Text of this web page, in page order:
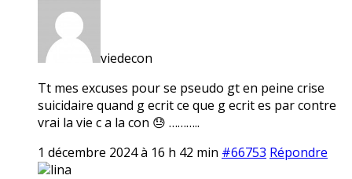
viedecon
Tt mes excuses pour se pseudo gt en peine crise
suicidaire quand g ecrit ce que g ecrit es par contre
vrai la vie c a la con 😓 ………..
1 décembre 2024 à 16 h 42 min #66753 Répondre
lina